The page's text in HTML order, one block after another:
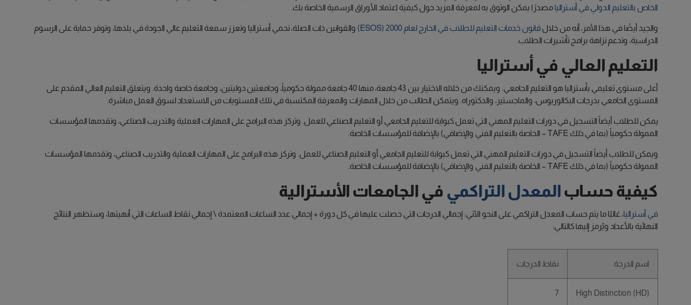
الخاص بالتعليم الدولي في أستراليامصدرًا يمكن الوثوق به لمعرفة المزيد حول كيفية اعتماد الأوراق الرسمية الخاصة بك.
والجيد أيضًا في هذا الأمر، أنه من خلال قانون خدمات التعليم للطلاب في الخارج لعام 2000 (ESOS)
والقوانين ذات الصلة، تحمي أستراليا وتعزز سمعة التعليم عالي الجودة في بلدها، وتوفر حماية على الرسوم
الدراسية، وتدعم نزاهة برامج تأشيرات الطلاب.
التعليم العالي في أستراليا
أعلى مستوى تعليمي بأستراليا هو التعليم الجامعي. ويمكنك من خلاله الاختيار بين 43 جامعة، منها 40 جامعة ممولة حكومياً، وجامعتين دوليتين، وجامعة خاصة واحدة. ويتعلق التعليم العالي المقدم على
المستوى الجامعي بدرجات البكالوريوس، والماجستير، والدكتوراه. ويتمكن الطالب من خلال المهارات والمعرفة المكتسبة في تلك المستويات من الاستعداد لسوق العمل مباشرة.
يمكن للطلاب أيضاً التسجيل في دورات التعليم المهني التي تعمل كبوابة للتعليم الجامعي أو التعليم الصناعي للعمل. وتركز هذه البرامج على المهارات العملية والتدريب الصناعي، وتقدمها المؤسسات
الممولة حكومياً (بما في ذلك TAFE – الخاصة بالتعليم الفني والإضافي) بالإضافة للمؤسسات الخاصة.
ويمكن للطلاب أيضاً التسجيل في دورات التعليم المهني التي تعمل كبوابة للتعليم الجامعي أو التعليم الصناعي للعمل. وتركز هذه البرامج على المهارات العملية والتدريب الصناعي، وتقدمها المؤسسات
الممولة حكومياً (بما في ذلك TAFE – الخاصة بالتعليم الفني والإضافي) بالإضافة للمؤسسات الخاصة.
كيفية حساب المعدل التراكمي في الجامعات الأسترالية
في أستراليا، غالبًا ما يتم حساب المعدل التراكمي على النحو الآتي: إجمالي الدرجات التي حصلت عليها في كل دورة + إجمالي عدد الساعات المعتمدة \ إجمالي نقاط الساعات التي أنهيتها، وستظهر النتائج
النهائية بالأعداد ويُرمز إليها كالتالي:
اسم الدرجة نقاط الدرجات
High Distinction (HD)
7